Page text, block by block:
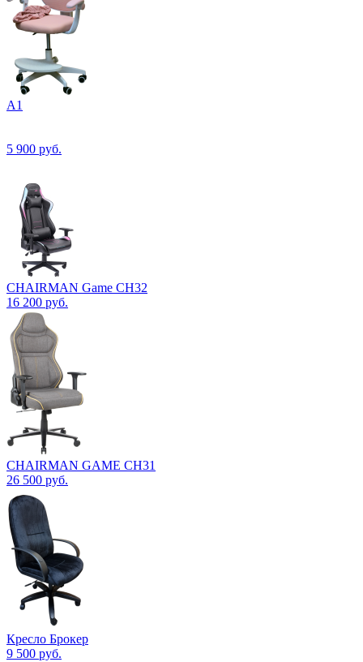
А1
5 900 руб.
CHAIRMAN Game CH32
16 200 руб.
CHAIRMAN GAME CH31
26 500 руб.
Кресло Брокер
9 500 руб.